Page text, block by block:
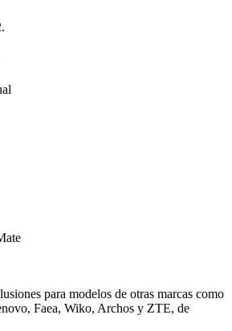
para modelos de otras marcas como
Faea, Wiko, Archos y ZTE, de